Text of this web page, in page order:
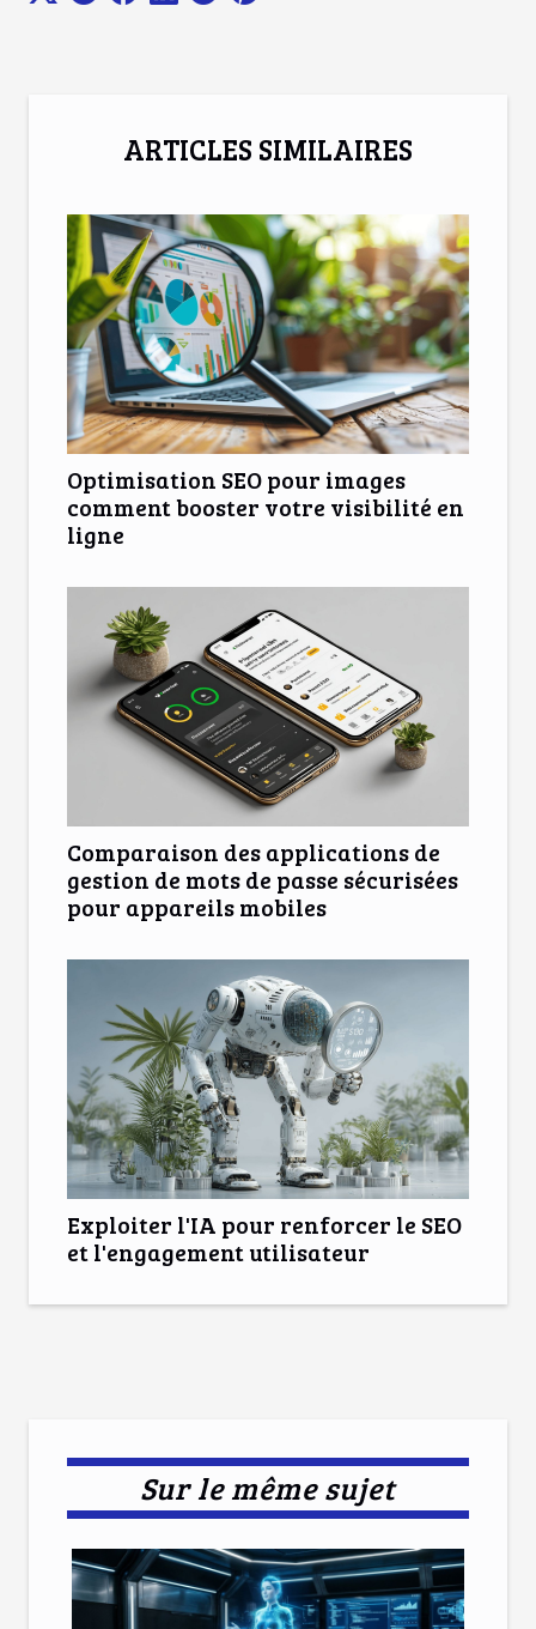
ARTICLES SIMILAIRES
Optimisation SEO pour images
comment booster votre visibilité en
ligne
Comparaison des applications de
gestion de mots de passe sécurisées
pour appareils mobiles
Exploiter l'IA pour renforcer le SEO
et l'engagement utilisateur
Sur le même sujet